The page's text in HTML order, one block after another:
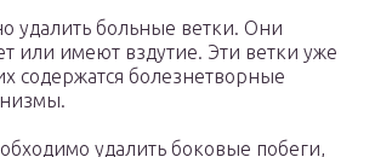
удалить больные ветки. Они
или имеют вздутие. Эти ветки уже
содержатся болезнетворные
удалить боковые побеги,